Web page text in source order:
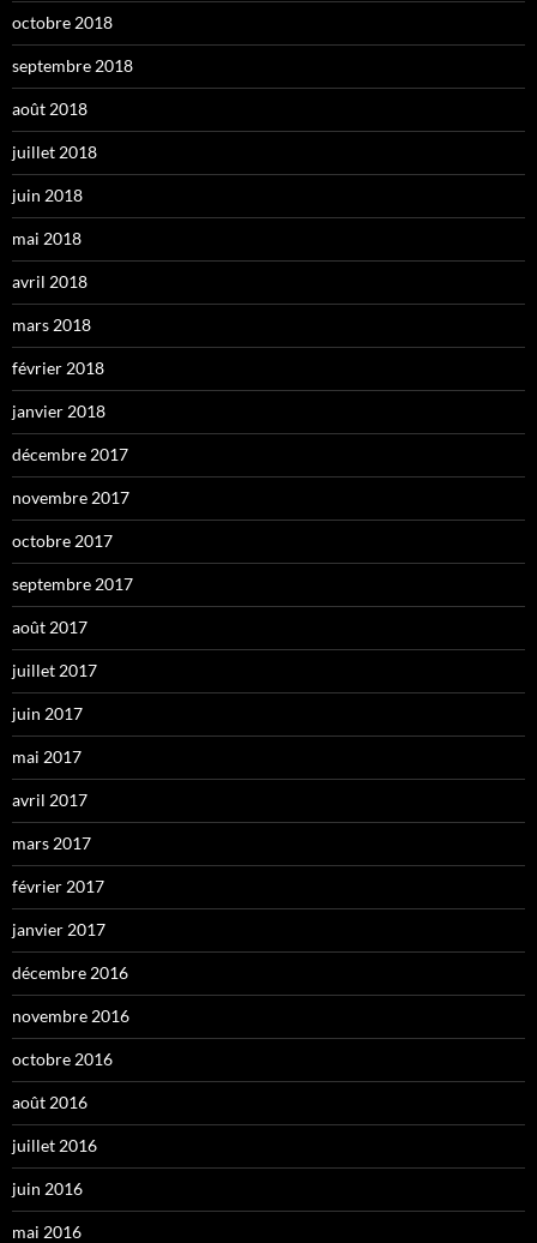
octobre 2018
septembre 2018
août 2018
juillet 2018
juin 2018
mai 2018
avril 2018
mars 2018
février 2018
janvier 2018
décembre 2017
novembre 2017
octobre 2017
septembre 2017
août 2017
juillet 2017
juin 2017
mai 2017
avril 2017
mars 2017
février 2017
janvier 2017
décembre 2016
novembre 2016
octobre 2016
août 2016
juillet 2016
juin 2016
mai 2016